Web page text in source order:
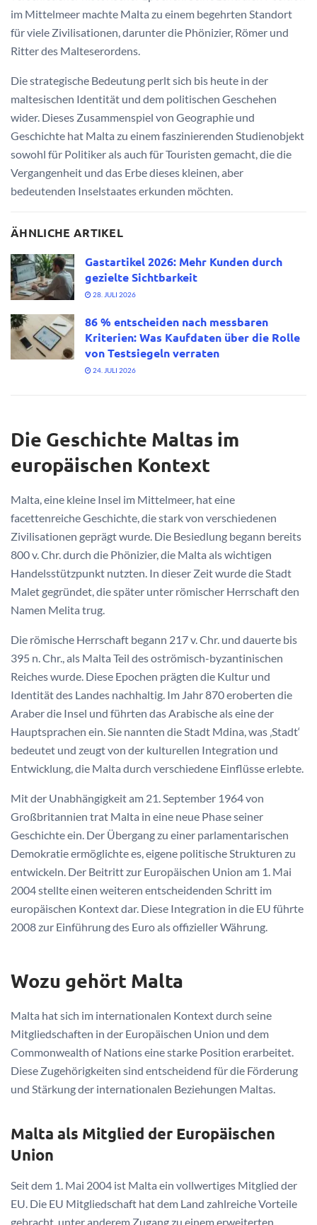
im Mittelmeer machte Malta zu einem begehrten Standort
für viele Zivilisationen, darunter die Phönizier, Römer und
Ritter des Malteserordens.
Die strategische Bedeutung perlt sich bis heute in der
maltesischen Identität und dem politischen Geschehen
wider. Dieses Zusammenspiel von Geographie und
Geschichte hat Malta zu einem faszinierenden Studienobjekt
sowohl für Politiker als auch für Touristen gemacht, die die
Vergangenheit und das Erbe dieses kleinen, aber
bedeutenden Inselstaates erkunden möchten.
ÄHNLICHE ARTIKEL
Gastartikel 2026: Mehr Kunden durch
gezielte Sichtbarkeit
28. JULI 2026
86 % entscheiden nach messbaren
Kriterien: Was Kaufdaten über die Rolle
von Testsiegeln verraten
24. JULI 2026
Die Geschichte Maltas im
europäischen Kontext
Malta, eine kleine Insel im Mittelmeer, hat eine
facettenreiche Geschichte, die stark von verschiedenen
Zivilisationen geprägt wurde. Die Besiedlung begann bereits
800 v. Chr. durch die Phönizier, die Malta als wichtigen
Handelsstützpunkt nutzten. In dieser Zeit wurde die Stadt
Malet gegründet, die später unter römischer Herrschaft den
Namen Melita trug.
Die römische Herrschaft begann 217 v. Chr. und dauerte bis
395 n. Chr., als Malta Teil des oströmisch-byzantinischen
Reiches wurde. Diese Epochen prägten die Kultur und
Identität des Landes nachhaltig. Im Jahr 870 eroberten die
Araber die Insel und führten das Arabische als eine der
Hauptsprachen ein. Sie nannten die Stadt Mdina, was ‚Stadt‘
bedeutet und zeugt von der kulturellen Integration und
Entwicklung, die Malta durch verschiedene Einflüsse erlebte.
Mit der Unabhängigkeit am 21. September 1964 von
Großbritannien trat Malta in eine neue Phase seiner
Geschichte ein. Der Übergang zu einer parlamentarischen
Demokratie ermöglichte es, eigene politische Strukturen zu
entwickeln. Der Beitritt zur Europäischen Union am 1. Mai
2004 stellte einen weiteren entscheidenden Schritt im
europäischen Kontext dar. Diese Integration in die EU führte
2008 zur Einführung des Euro als offizieller Währung.
Wozu gehört Malta
Malta hat sich im internationalen Kontext durch seine
Mitgliedschaften in der Europäischen Union und dem
Commonwealth of Nations eine starke Position erarbeitet.
Diese Zugehörigkeiten sind entscheidend für die Förderung
und Stärkung der internationalen Beziehungen Maltas.
Malta als Mitglied der Europäischen
Union
Seit dem 1. Mai 2004 ist Malta ein vollwertiges Mitglied der
EU. Die EU Mitgliedschaft hat dem Land zahlreiche Vorteile
gebracht, unter anderem Zugang zu einem erweiterten